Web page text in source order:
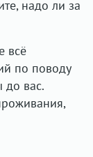
надо ли за
всё
по поводу
до вас.